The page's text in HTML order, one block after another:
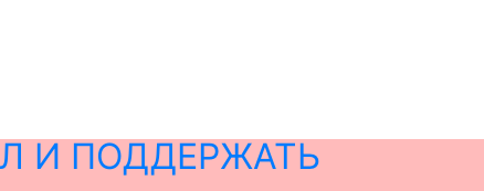
И ПОДДЕРЖАТЬ